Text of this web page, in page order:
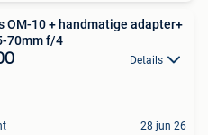
OM-10 + handmatige adapter+
70mm f/4
Details
28 jun 26